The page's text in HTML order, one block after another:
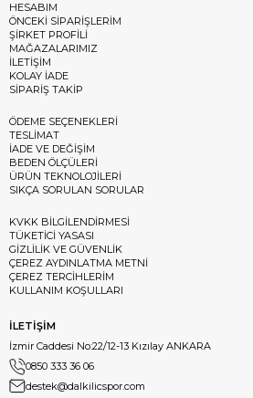
HESABIM
ÖNCEKİ SİPARİŞLERİM
ŞİRKET PROFİLİ
MAĞAZALARIMIZ
İLETİŞİM
KOLAY İADE
SİPARİŞ TAKİP
ÖDEME SEÇENEKLERİ
TESLİMAT
İADE VE DEĞİŞİM
BEDEN ÖLÇÜLERİ
ÜRÜN TEKNOLOJİLERİ
SIKÇA SORULAN SORULAR
KVKK BİLGİLENDİRMESİ
TÜKETİCİ YASASI
GİZLİLİK VE GÜVENLİK
ÇEREZ AYDINLATMA METNİ
ÇEREZ TERCİHLERİM
KULLANIM KOŞULLARI
İLETİŞİM
İzmir Caddesi No:22/12-13 Kızılay ANKARA
0850 333 36 06
destek@dalkilicspor.com